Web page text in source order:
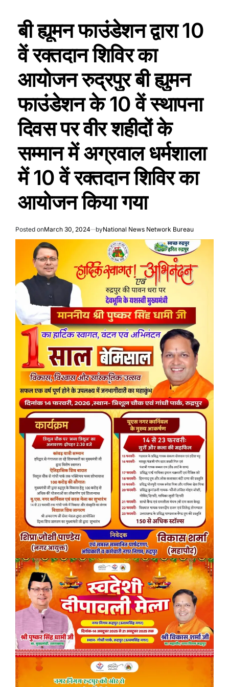
बी ह्यूमन फाउंडेशन द्वारा 10
वें रक्तदान शिविर का
आयोजन रुद्रपुर बी ह्युमन
फाउंडेशन के 10 वें स्थापना
दिवस पर वीर शहीदों के
सम्मान में अग्रवाल धर्मशाला
में 10 वें रक्तदान शिविर का
आयोजन किया गया
Posted onMarch 30, 2024 byNational News Network Bureau